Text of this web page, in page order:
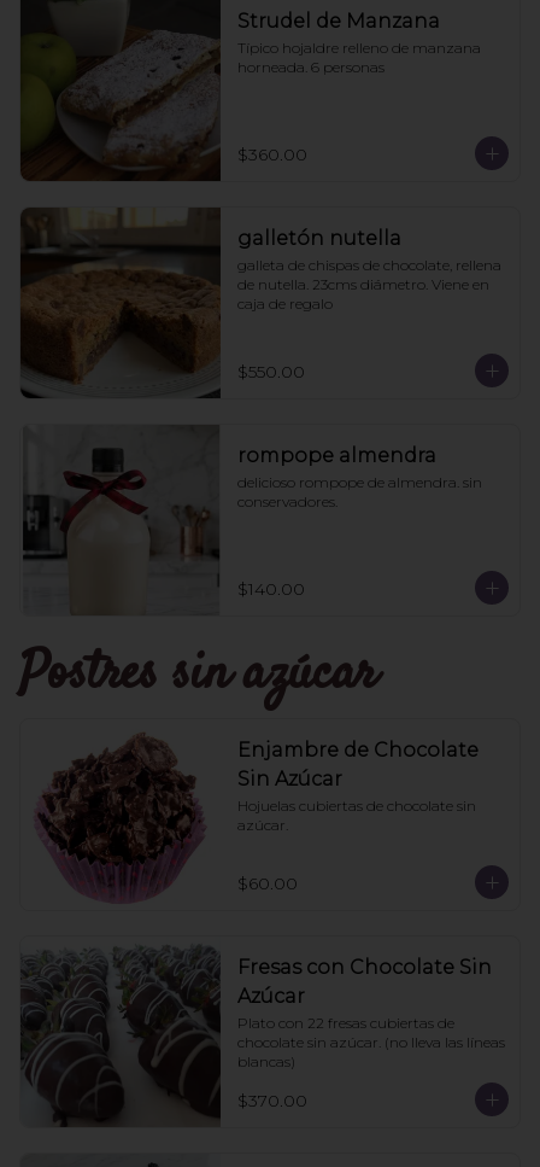
Strudel de Manzana
Típico hojaldre relleno de manzana
horneada. 6 personas
$360.00
galletón nutella
galleta de chispas de chocolate, rellena
de nutella. 23cms diámetro. Viene en
caja de regalo
$550.00
rompope almendra
delicioso rompope de almendra. sin
conservadores.
$140.00
Postres sin azúcar
Enjambre de Chocolate
Sin Azúcar
Hojuelas cubiertas de chocolate sin
azúcar.
$60.00
Fresas con Chocolate Sin
Azúcar
Plato con 22 fresas cubiertas de
chocolate sin azúcar. (no lleva las líneas
blancas)
$370.00